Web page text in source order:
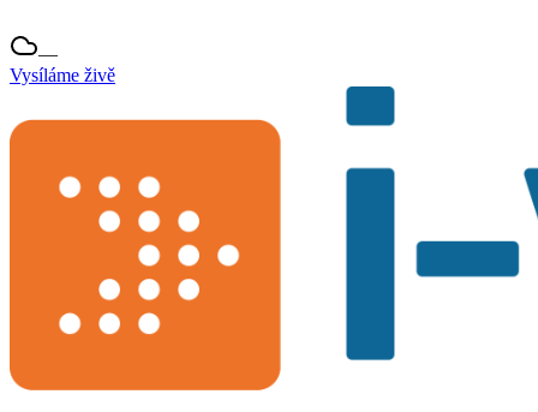
—
Vysíláme živě